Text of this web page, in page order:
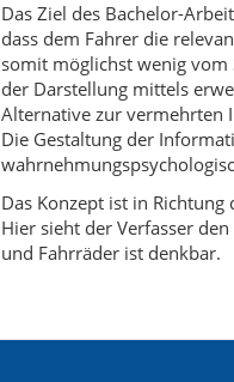
Das Ziel des Bachelor-
dass dem Fahrer die
somit möglichst wenig
der Darstellung mittels
Alternative zur vermehrten
Die Gestaltung der
Das Konzept ist in
Hier sieht der Verfasser
und Fahrräder ist denkbar.